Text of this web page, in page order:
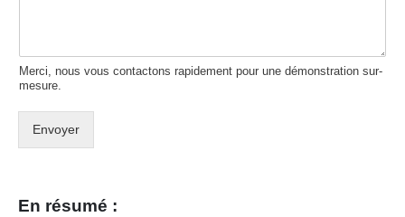
Merci, nous vous contactons rapidement pour une démonstration sur-
mesure.
Envoyer
En résumé :